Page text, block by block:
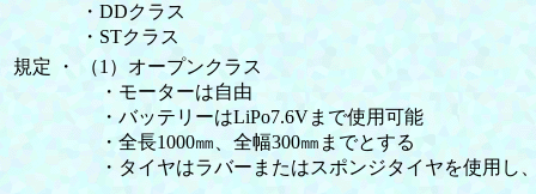
・DDクラス
・STクラス
規定
・
（1）オープンクラス
・モーターは自由
・バッテリーはLiPo7.6Vまで使用可能
・全長1000㎜、全幅300㎜までとする
・タイヤはラバーまたはスポンジタイヤを使用し